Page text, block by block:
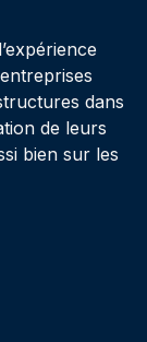
dans
de leurs
bien sur les